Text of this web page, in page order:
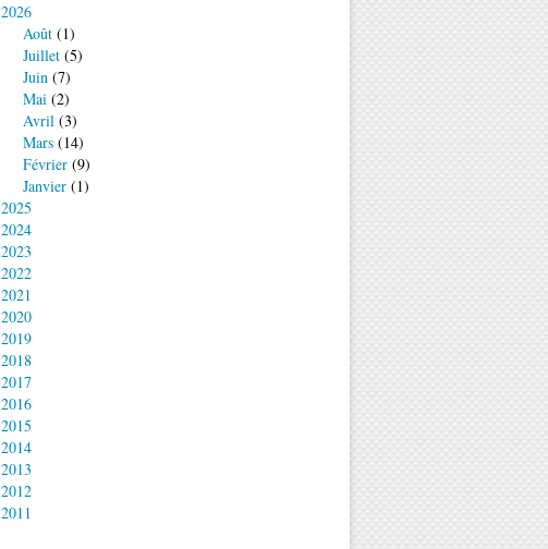
2026
Août (1)
Juillet (5)
Juin (7)
Mai (2)
Avril (3)
Mars (14)
Février (9)
Janvier (1)
2025
2024
2023
2022
2021
2020
2019
2018
2017
2016
2015
2014
2013
2012
2011